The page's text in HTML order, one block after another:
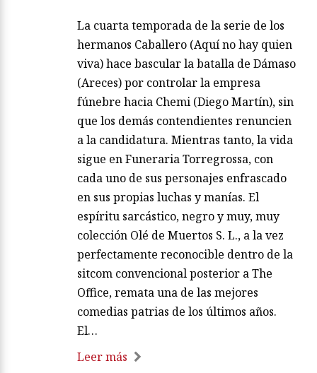
La cuarta temporada de la serie de los
hermanos Caballero (Aquí no hay quien
viva) hace bascular la batalla de Dámaso
(Areces) por controlar la empresa
fúnebre hacia Chemi (Diego Martín), sin
que los demás contendientes renuncien
a la candidatura. Mientras tanto, la vida
sigue en Funeraria Torregrossa, con
cada uno de sus personajes enfrascado
en sus propias luchas y manías. El
espíritu sarcástico, negro y muy, muy
colección Olé de Muertos S. L., a la vez
perfectamente reconocible dentro de la
sitcom convencional posterior a The
Office, remata una de las mejores
comedias patrias de los últimos años.
El…
Leer más